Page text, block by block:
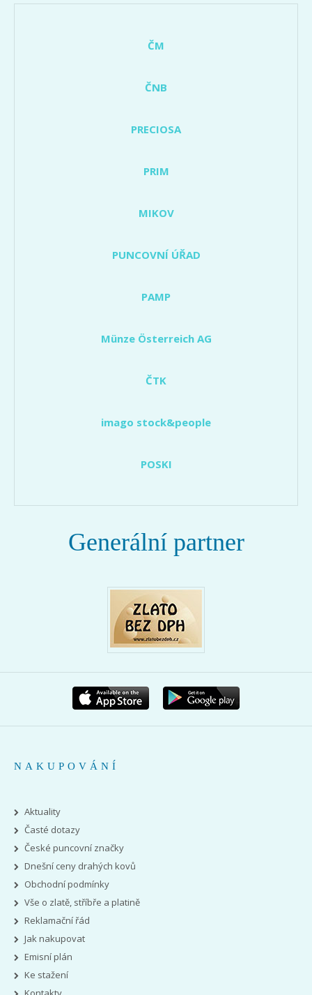
ČM
ČNB
PRECIOSA
PRIM
MIKOV
PUNCOVNÍ ÚŘAD
PAMP
Münze Österreich AG
ČTK
imago stock&people
POSKI
Generální partner
NAKUPOVÁNÍ
Aktuality
Časté dotazy
České puncovní značky
Dnešní ceny drahých kovů
Obchodní podmínky
Vše o zlatě, stříbře a platině
Reklamační řád
Jak nakupovat
Emisní plán
Ke stažení